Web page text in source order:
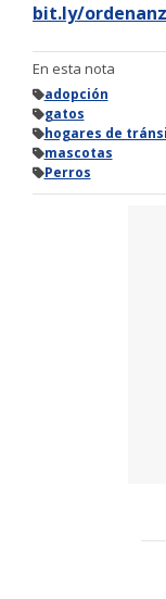
bit.ly/
En esta nota
adopción
gatos
hogares de
mascotas
Perros